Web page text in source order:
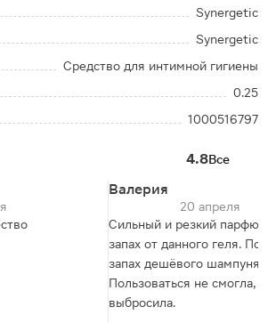
Synergetic
Synergetic
Средство для интимной гигиены
0.25
1000516797
4.8Все
Валерия
20 апреля
Сильный и резкий
запах от данного геля.
запах дешёвого шампуня.
Пользоваться не смогла,
выбросила.